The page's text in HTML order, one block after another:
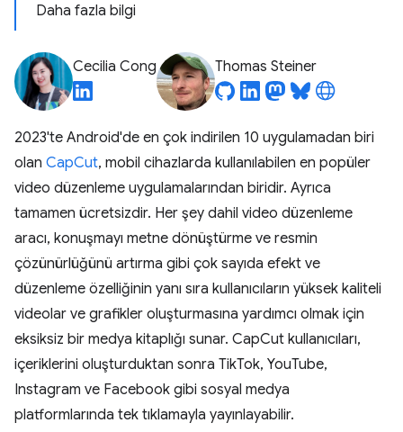
Daha fazla bilgi
Cecilia Cong Thomas Steiner
2023'te Android'de en çok indirilen 10 uygulamadan biri
olan CapCut, mobil cihazlarda kullanılabilen en popüler
video düzenleme uygulamalarından biridir. Ayrıca
tamamen ücretsizdir. Her şey dahil video düzenleme
aracı, konuşmayı metne dönüştürme ve resmin
çözünürlüğünü artırma gibi çok sayıda efekt ve
düzenleme özelliğinin yanı sıra kullanıcıların yüksek kaliteli
videolar ve grafikler oluşturmasına yardımcı olmak için
eksiksiz bir medya kitaplığı sunar. CapCut kullanıcıları,
içeriklerini oluşturduktan sonra TikTok, YouTube,
Instagram ve Facebook gibi sosyal medya
platformlarında tek tıklamayla yayınlayabilir.